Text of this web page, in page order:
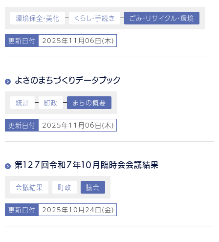
環境保全・美化 くらし・手続き ごみ・リサイクル・環境
更新日付 2025年11月06日(木)
よさのまちづくりデータブック
統計 町政 まちの概要
更新日付 2025年11月06日(木)
第１２７回令和７年１０月臨時会会議結果
会議結果 町政 議会
更新日付 2025年10月24日(金)